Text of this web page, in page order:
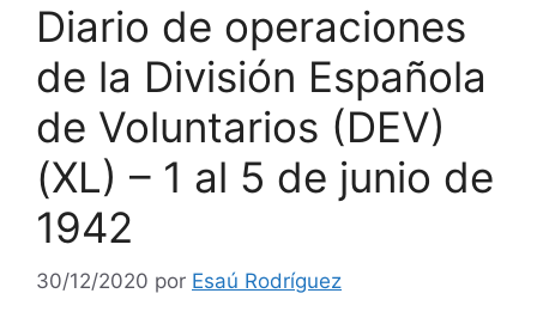
Diario de operaciones
de la División Española
de Voluntarios (DEV)
(XL) – 1 al 5 de junio de
1942
30/12/2020 por Esaú Rodríguez